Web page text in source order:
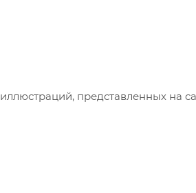
представленных на